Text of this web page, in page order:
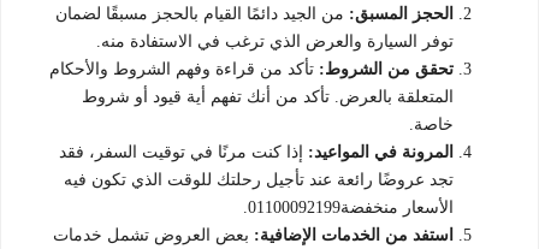
الحجز المسبق: من الجيد دائمًا القيام بالحجز مسبقًا لضمان
توفر السيارة والعرض الذي ترغب في الاستفادة منه.
تحقق من الشروط: تأكد من قراءة وفهم الشروط والأحكام
المتعلقة بالعرض. تأكد من أنك تفهم أية قيود أو شروط
خاصة.
المرونة في المواعيد: إذا كنت مرنًا في توقيت السفر، فقد
تجد عروضًا رائعة عند تأجيل رحلتك للوقت الذي تكون فيه
الأسعار منخفضة01100092199.
استفد من الخدمات الإضافية: بعض العروض تشمل خدمات